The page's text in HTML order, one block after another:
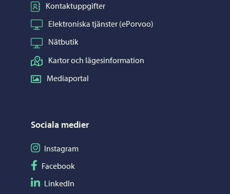
Kontaktuppgifter
Elektroniska tjänster (ePorvoo)
Nätbutik
Kartor och lägesinformation
Mediaportal
Sociala medier
Följ på Instagram
Instagram
Följ på Facebook
Facebook
Följ på LinkedIn
LinkedIn